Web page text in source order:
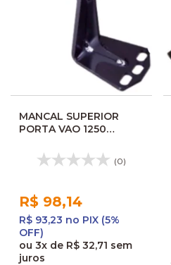
MANCAL SUPERIOR
PORTA VAO 1250
(0)
R$ 98,14
R$ 93,23 no PIX (5%
OFF)
ou 3x de R$ 32,71 sem
juros